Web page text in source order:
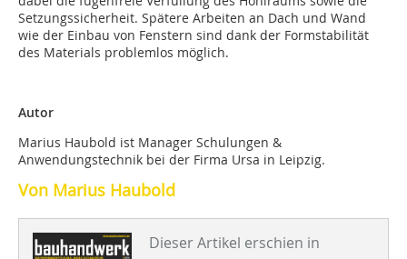
Setzungs­sicherheit. Spätere Arbeiten an Dach und Wand
wie der Einbau von Fenstern sind dank der Formstabilität
des Materials problemlos möglich.
Autor
Marius Haubold ist Manager Schulungen &
Anwendungstechnik bei der Firma Ursa in Leipzig.
Von Marius Haubold
Dieser Artikel erschien in